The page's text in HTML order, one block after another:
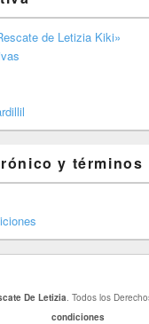
de Letizia Kiki»
y términos
De Letizia . Todos los
condiciones